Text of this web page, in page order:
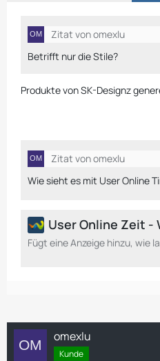
Zitat von omexlu
Betrifft nur die Stile?
Produkte von SK-Designz
Zitat von omexlu
Wie sieht es mit User Online
User Online Zeit -
Fügt eine Anzeige hinzu, wie
omexlu
Kunde